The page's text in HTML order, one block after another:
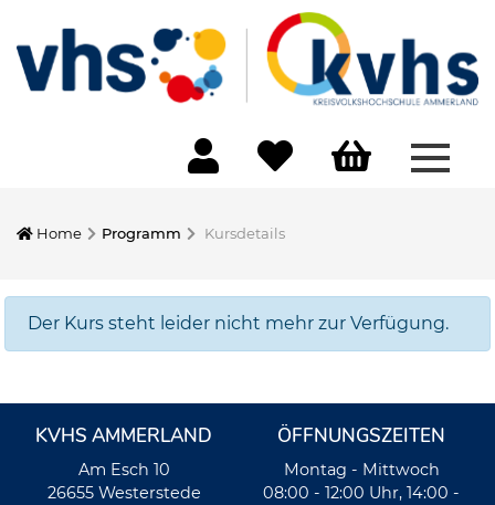
Home Programm Kursdetails
Der Kurs steht leider nicht mehr zur Verfügung.
KVHS AMMERLAND
Am Esch 10
26655 Westerstede
ÖFFNUNGSZEITEN
Montag - Mittwoch
08:00 - 12:00 Uhr, 14:00 -